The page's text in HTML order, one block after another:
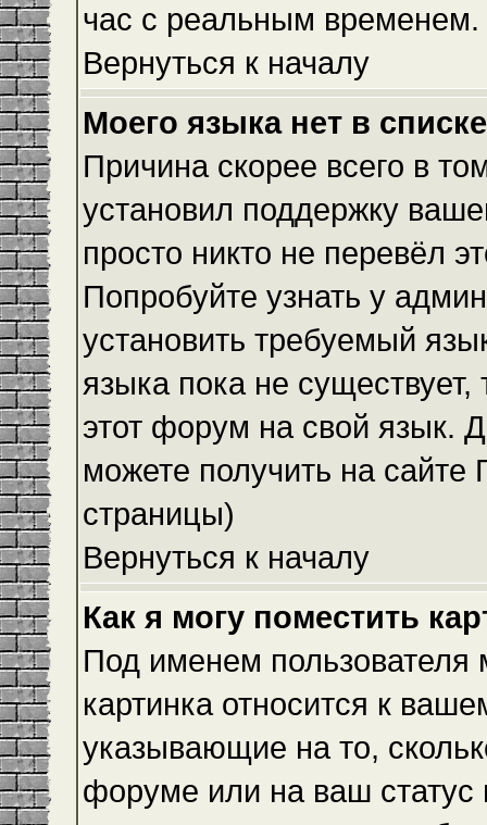
час с реальным временем.
Вернуться к началу
Моего языка нет в
Причина скорее всего в
установил поддержку
просто никто не перевёл
Попробуйте узнать у
установить требуемый
языка пока не
этот форум на свой язык.
можете получить на сайте
страницы)
Вернуться к началу
Как я могу поместить
Под именем пользователя
картинка относится к
указывающие на то,
форуме или на ваш